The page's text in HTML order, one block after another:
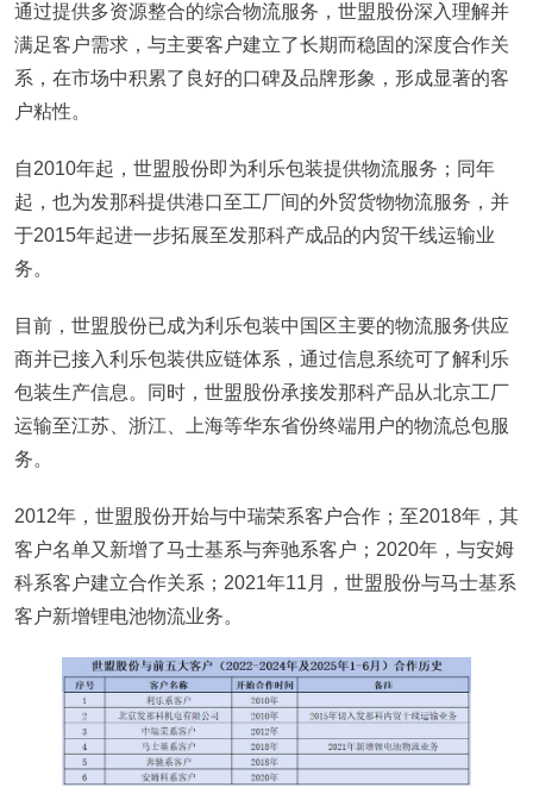
通过提供多资源整合的综合物流服务，世盟股份深入理解并
满足客户需求，与主要客户建立了长期而稳固的深度合作关
系，在市场中积累了良好的口碑及品牌形象，形成显著的客
户粘性。
自2010年起，世盟股份即为利乐包装提供物流服务；同年
起，也为发那科提供港口至工厂间的外贸货物物流服务，并
于2015年起进一步拓展至发那科产成品的内贸干线运输业
务。
目前，世盟股份已成为利乐包装中国区主要的物流服务供应
商并已接入利乐包装供应链体系，通过信息系统可了解利乐
包装生产信息。同时，世盟股份承接发那科产品从北京工厂
运输至江苏、浙江、上海等华东省份终端用户的物流总包服
务。
2012年，世盟股份开始与中瑞荣系客户合作；至2018年，其
客户名单又新增了马士基系与奔驰系客户；2020年，与安姆
科系客户建立合作关系；2021年11月，世盟股份与马士基系
客户新增锂电池物流业务。